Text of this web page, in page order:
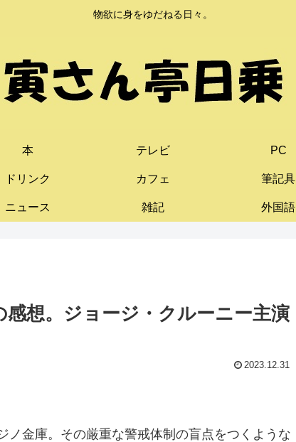
物欲に身をゆだねる日々。
本 テレビ PC
ドリンク カフェ 筆記具
ニュース 雑記 外国語
想。ジョージ・クルーニー主演
2023.12.31
金庫。その厳重な警戒体制の盲点をつくような